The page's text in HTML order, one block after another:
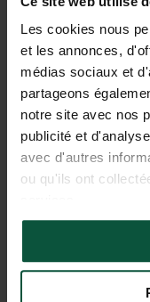
Les cookies nous
et les annonces,
médias sociaux et
partageons
notre site avec nos
publicité et
avec d'autres
ou qu'ils ont